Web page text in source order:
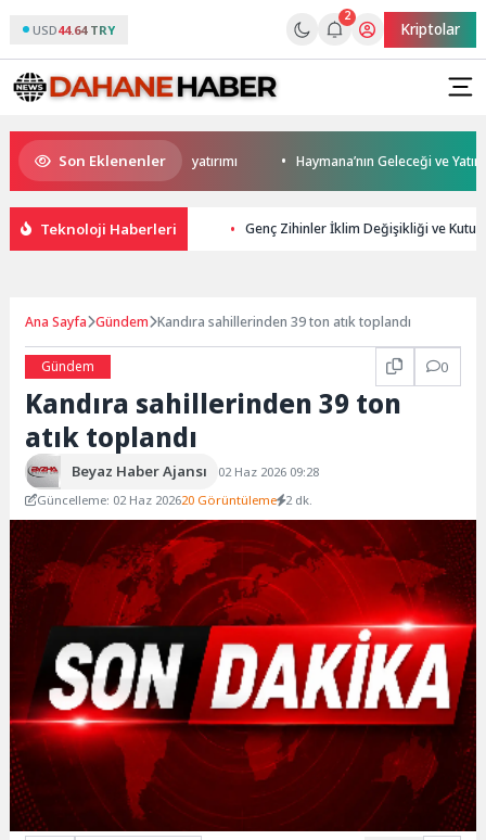
USD44.64 TRY
2
Kriptolar
Son Eklenenler
modern ulaşım yatırımı Haymana’nın Geleceği ve Yatırım
Teknoloji Haberleri Genç Zihinler İklim Değişikliği ve Kutup
Ana Sayfa Gündem Kandıra sahillerinden 39 ton atık toplandı
Gündem 0
Kandıra sahillerinden 39 ton
atık toplandı
Beyaz Haber Ajansı
02 Haz 2026 09:28
Güncelleme: 02 Haz 202620 Görüntüleme 2 dk.